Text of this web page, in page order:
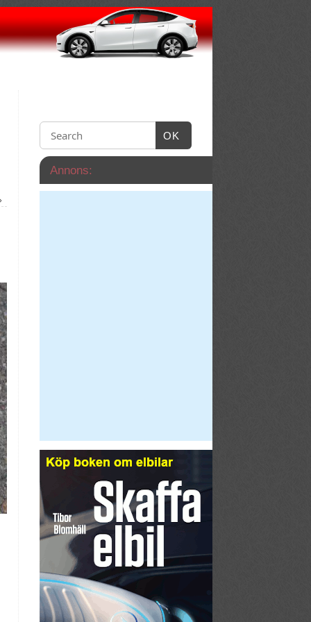
OK
Annons: